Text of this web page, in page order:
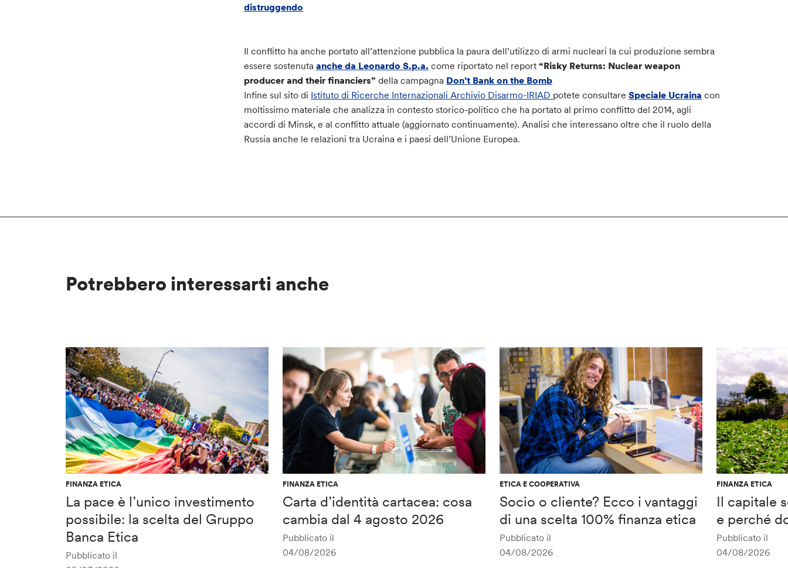
distruggendo
Il conflitto ha anche portato all’attenzione pubblica la paura dell’utilizzo di armi nucleari la cui produzione sembra
essere sostenutaanche da Leonardo S.p.a. come riportato nel report“Risky Returns: Nuclear weapon
producer and their financiers” della campagna Don’t Bank on the Bomb
Infine sul sito di Istituto di Ricerche Internazionali Archivio Disarmo-IRIAD potete consultareSpeciale Ucraina con
moltissimo materiale che analizza in contesto storico-politico che ha portato al primo conflitto del 2014, agli
accordi di Minsk, e al conflitto attuale (aggiornato continuamente). Analisi che interessano oltre che il ruolo della
Russia anche le relazioni tra Ucraina e i paesi dell’Unione Europea.
Potrebbero interessarti anche
FINANZA ETICA
La pace è l’unico investimento
possibile: la scelta del Gruppo
Banca Etica
Pubblicato il
FINANZA ETICA
Carta d’identità cartacea: cosa
cambia dal 4 agosto 2026
Pubblicato il
04/08/2026
ETICA E COOPERATIVA
Socio o cliente? Ecco i vantaggi
di una scelta 100% finanza etica
Pubblicato il
04/08/2026
FINANZA ETICA
Il capitale
e perché
Pubblicato il
04/08/2026